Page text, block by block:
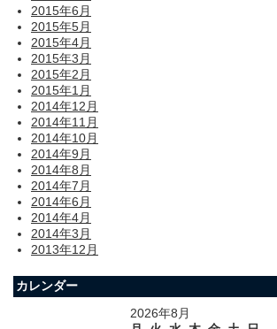
2015年6月
2015年5月
2015年4月
2015年3月
2015年2月
2015年1月
2014年12月
2014年11月
2014年10月
2014年9月
2014年8月
2014年7月
2014年6月
2014年4月
2014年3月
2013年12月
カレンダー
2026年8月